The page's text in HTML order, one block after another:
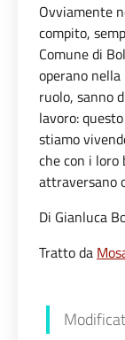
Ovviamente
compito,
Comune di
operano
ruolo, sanno
lavoro:
stiamo
che con i loro
attraversano
Di Gianluca
Tratto da